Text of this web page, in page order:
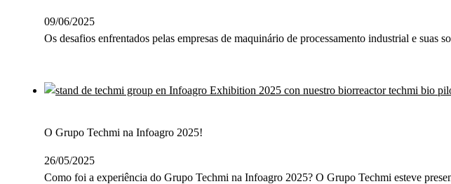
09/06/2025
Os desafios enfrentados pelas empresas de maquinário de processamento industrial e
O Grupo Techmi na Infoagro 2025!
26/05/2025
Como foi a experiência do Grupo Techmi na Infoagro 2025? O Grupo Techmi esteve